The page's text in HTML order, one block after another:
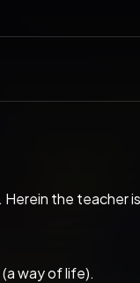
the teacher
way of life).